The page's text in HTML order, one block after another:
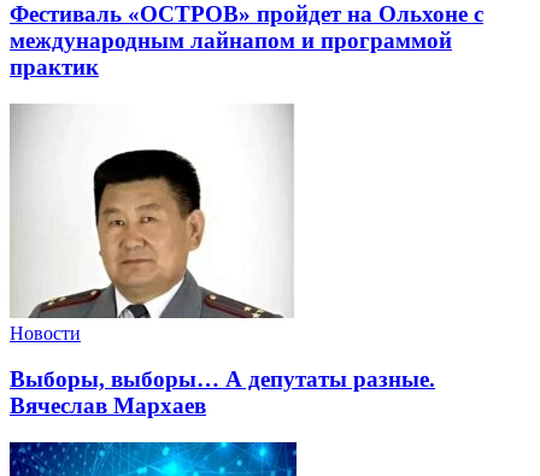
Фестиваль «ОСТРОВ» пройдет на Ольхоне с
международным лайнапом и программой
практик
Новости
Выборы, выборы… А депутаты разные.
Вячеслав Мархаев